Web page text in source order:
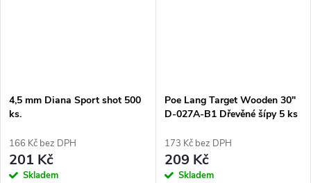
4,5 mm Diana Sport shot 500
ks.
166 Kč bez DPH
201 Kč
Skladem
Poe Lang Target Wooden 30"
D-027A-B1 Dřevěné šípy 5 ks
173 Kč bez DPH
209 Kč
Skladem